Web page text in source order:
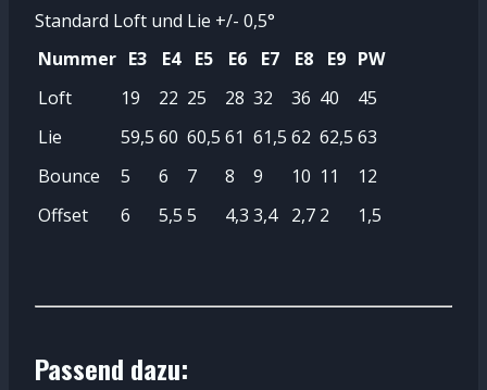
Standard Loft und Lie +/- 0,5°
Nummer E3 E4 E5 E6 E7 E8 E9 PW
Loft
19 22 25 28 32 36 40
45
Lie
59,5 60 60,5 61 61,5 62 62,5 63
Bounce
5 6 7 8 9 10 11
12
Offset
6 5,5 5 4,3 3,4 2,7 2 1,5
Passend dazu: